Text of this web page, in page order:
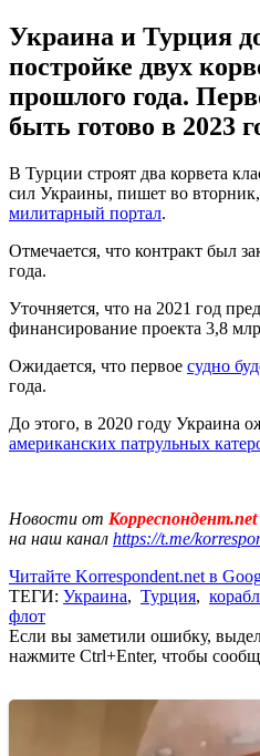
Украина и Турция
постройке двух
прошлого года.
быть готово в 2023
В Турции строят два корвета
сил Украины, пишет во
милитарный портал.
Отмечается, что контракт был
года.
Уточняется, что на 2021 год
финансирование проекта 3,8
Ожидается, что первое судно
года.
До этого, в 2020 году Украина
американских патрульных
Новости от Корреспондент.net
на наш канал https://t.me/
Читайте Korrespondent.net в
ТЕГИ: Украина, Турция,
флот
Если вы заметили ошибку,
нажмите Ctrl+Enter, чтобы